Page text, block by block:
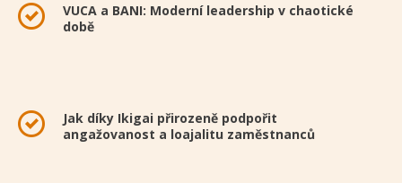
VUCA a BANI: Moderní leadership v chaotické
době
Jak díky Ikigai přirozeně podpořit
angažovanost a loajalitu zaměstnanců